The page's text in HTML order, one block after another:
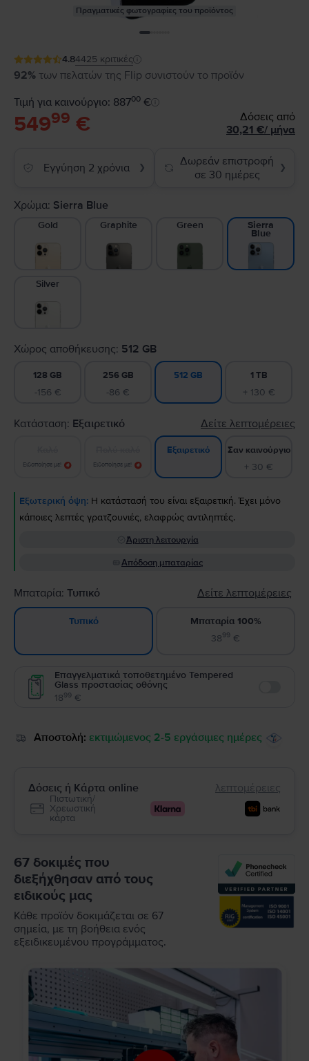
Πραγματικές φωτογραφίες του προϊόντος
4.84425 κριτικές
92% των πελατών της Flip συνιστούν το προϊόν
Τιμή για καινούργιο: 88700 €
54999 €
Δόσεις από
30,21 €/ μήνα
Εγγύηση 2 χρόνια ❯
Δωρεάν επιστροφή
σε 30 ημέρες
❯
Χρώμα: Sierra Blue
Gold Graphite Green Sierra
Blue
Silver
Χώρος αποθήκευσης: 512 GB
128 GB
-156 €
256 GB
-86 €
512 GB 1 TB
+ 130 €
Κατάσταση: Εξαιρετικό Δείτε λεπτομέρειες
Ειδοποίησε με! Ειδοποίησε με!
Εξαιρετικό Σαν καινούργιο
+ 30 €
Εξωτερική όψη: Η κατάστασή του είναι εξαιρετική. Έχει μόνο
κάποιες λεπτές γρατζουνιές, ελαφρώς αντιληπτές.
Άριστη λειτουργία
Απόδοση μπαταρίας
Μπαταρία: Τυπικό Δείτε λεπτομέρειες
Τυπικό
Μπαταρία 100%
3899 €
Επαγγελματικά τοποθετημένο Tempered
Glass προστασίας οθόνης
1899 €
Αποστολή: εκτιμώμενος 2-5 εργάσιμες ημέρες
Δόσεις ή Κάρτα online λεπτομέρειες
Πιστωτική/
Χρεωστική
κάρτα
67 δοκιμές που
διεξήχθησαν από τους
ειδικούς μας
Κάθε προϊόν δοκιμάζεται σε 67
σημεία, με τη βοήθεια ενός
εξειδικευμένου προγράμματος.